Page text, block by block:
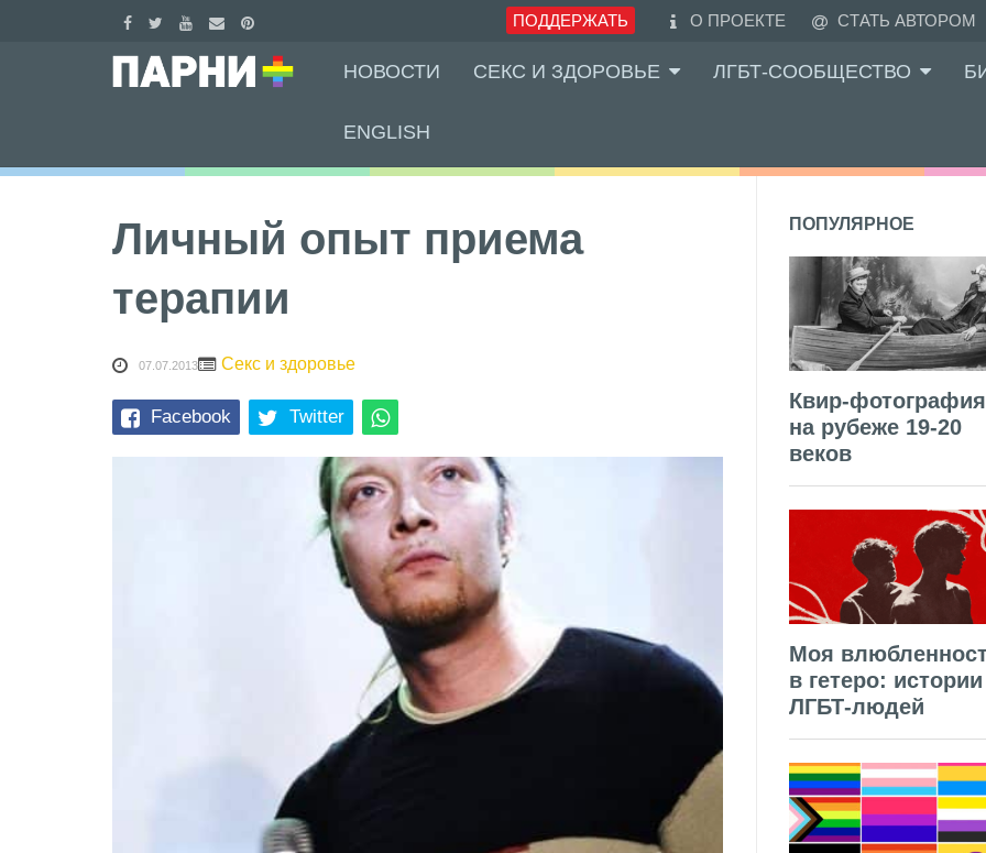
ПОДДЕРЖАТЬ О ПРОЕКТЕ СТАТЬ АВТОРОМ
НОВОСТИ СЕКС И ЗДОРОВЬЕ ЛГБТ-СООБЩЕСТВО
ENGLISH
Личный опыт приема
терапии
07.07.2013 Секс и здоровье
Facebook Twitter
ПОПУЛЯРНОЕ
Квир-фотография
на рубеже 19-20
веков
Моя
в гетеро: истории
ЛГБТ-людей